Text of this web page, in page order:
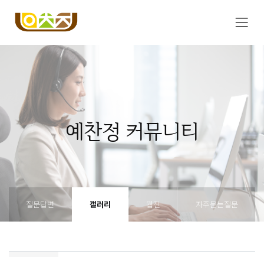
예찬정 커뮤니티
질문답변 갤러리 웹진 자주묻는질문